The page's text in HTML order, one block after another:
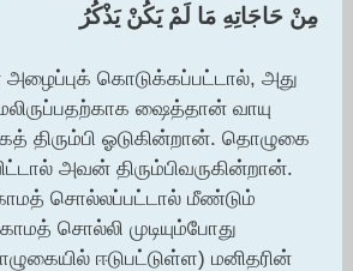
مِنْ حَاجَاتِهِ مَا لَمْ يَكُنْ يَذْكُرُ
கொடுக்கப்பட்டால், அது
ஷைத்தான் வாயு
திரும்பி ஓடுகின்றான். தொழுகை
அவன் திரும்பிவருகின்றான்.
சொல்லப்பட்டால் மீண்டும்
சொல்லி முடியும்போது
ஈடுபட்டுள்ள) மனிதரின்